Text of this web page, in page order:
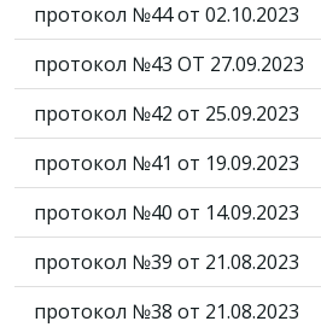
протокол №44 от 02.10.2023
протокол №43 ОТ 27.09.2023
протокол №42 от 25.09.2023
протокол №41 от 19.09.2023
протокол №40 от 14.09.2023
протокол №39 от 21.08.2023
протокол №38 от 21.08.2023